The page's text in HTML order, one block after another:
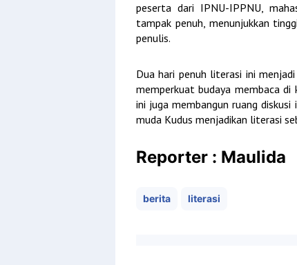
peserta dari IPNU-IPPNU,
tampak penuh, menunjukkan
penulis.
Dua hari penuh literasi ini
memperkuat budaya membaca di
ini juga membangun ruang
muda Kudus menjadikan literasi
Reporter : Maulida
berita literasi